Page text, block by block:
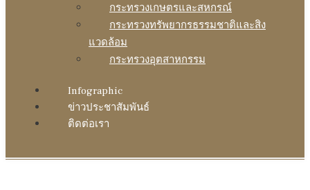
กระทรวงเกษตรและสหกรณ์
กระทรวงทรัพยากรธรรมชาติและสิง
แวดล้อม
กระทรวงอุตสาหกรรม
Infographic
ข่าวประชาสัมพันธ์
ติดต่อเรา